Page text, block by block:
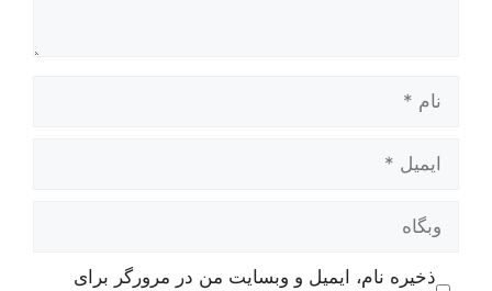
ایمیل
وبگاه
ذخیره نام، ایمیل و وبسایت من در مرورگر برای